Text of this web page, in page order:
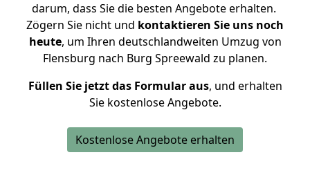
darum, dass Sie die besten Angebote erhalten.
Zögern Sie nicht und kontaktieren Sie uns noch
heute, um Ihren deutschlandweiten Umzug von
Flensburg nach Burg Spreewald zu planen.
Füllen Sie jetzt das Formular aus, und erhalten
Sie kostenlose Angebote.
Kostenlose Angebote erhalten